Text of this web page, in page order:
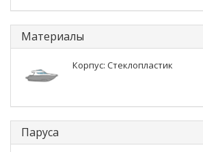
Материалы
Корпус: Стеклопластик
Паруса